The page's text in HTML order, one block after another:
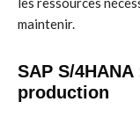
maintenir.
SAP S/
production